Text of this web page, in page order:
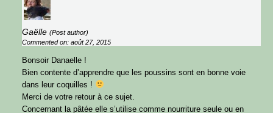
Gaëlle (Post author)
Commented on: août 27, 2015
Bonsoir Danaelle !
Bien contente d’apprendre que les poussins sont en bonne voie
dans leur coquilles !
Merci de votre retour à ce sujet.
Concernant la pâtée elle s’utilise comme nourriture seule ou en